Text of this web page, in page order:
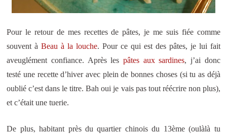
Pour le retour de mes recettes de pâtes, je me suis fiée comme
souvent àBeau à la louche. Pour ce qui est des pâtes, je lui fait
aveuglément confiance. Après les pâtes aux sardines, j’ai donc
testé une recette d’hiver avec plein de bonnes choses (si tu as déjà
oublié c’est dans le titre. Bah oui je vais pas tout réécrire non plus),
et c’était une tuerie.
De plus, habitant près du quartier chinois du 13ème (oulàlà tu